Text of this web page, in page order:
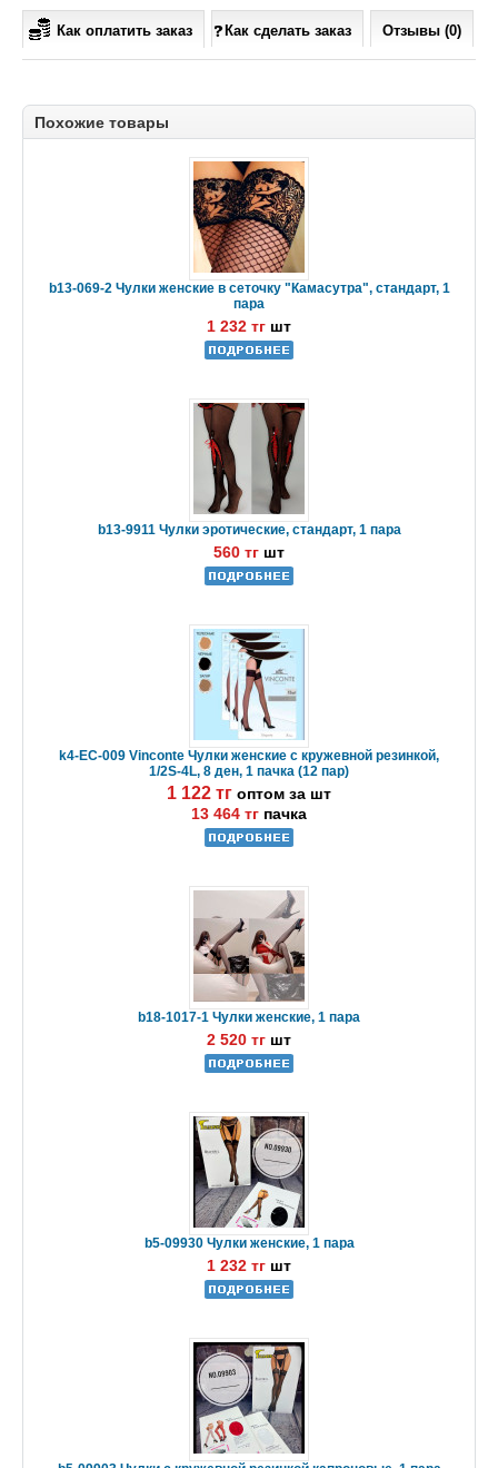
Как оплатить заказ Как сделать заказ Отзывы (0)
Похожие товары
b13-069-2 Чулки женские в сеточку "Камасутра", стандарт, 1
пара
1 232 тг шт
b13-9911 Чулки эротические, стандарт, 1 пара
560 тг шт
k4-EC-009 Vinconte Чулки женские с кружевной резинкой,
1/2S-4L, 8 ден, 1 пачка (12 пар)
1 122 тг оптом за шт
13 464 тг пачка
b18-1017-1 Чулки женские, 1 пара
2 520 тг шт
b5-09930 Чулки женские, 1 пара
1 232 тг шт